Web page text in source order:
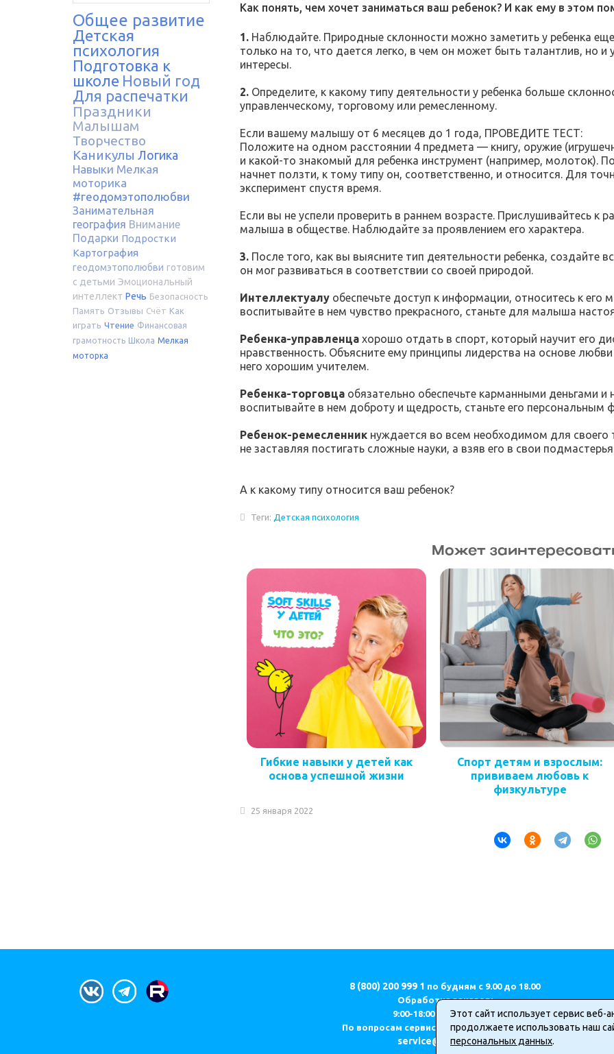
Общее развитие
Детская
психология
Подготовка к
школе Новый год
Для распечатки
Праздники
Малышам
Творчество
Каникулы Логика
Навыки Мелкая
моторика
#геодомэтополюбви
Занимательная
география Внимание
Подарки Подростки
Картография
геодомэтополюбви готовим
с детьми Эмоциональный
интеллект Речь Безопасность
Память Отзывы Счёт Как
играть Чтение Финансовая
грамотность Школа Мелкая
моторка
Как понять, чем хочет заниматься ваш ребенок? И как ему в этом
1. Наблюдайте. Природные склонности можно заметить у ребенка
только на то, что дается легко, в чем он может быть талантлив, но и
интересы. ⠀
2. Определите, к какому типу деятельности у ребенка больше
управленческому, торговому или ремесленному.
Если вашему малышу от 6 месяцев до 1 года, ПРОВЕДИТЕ ТЕСТ: ⠀
Положите на одном расстоянии 4 предмета — книгу, оружие
и какой-то знакомый для ребенка инструмент (например, молоток).
начнет ползти, к тому типу он, соответственно, и относится. Для
эксперимент спустя время.
Если вы не успели проверить в раннем возрасте. Прислушивайтесь к
малыша в обществе. Наблюдайте за проявлением его характера.
3. После того, как вы выясните тип деятельности ребенка, создайте
он мог развиваться в соответствии со своей природой.
Интеллектуалу обеспечьте доступ к информации, относитесь к
воспитывайте в нем чувство прекрасного, станьте для малыша
Ребенка-управленца хорошо отдать в спорт, который научит его
нравственность. Объясните ему принципы лидерства на основе
него хорошим учителем. ⠀
Ребенка-торговца обязательно обеспечьте карманными деньгами и
воспитывайте в нем доброту и щедрость, станьте его
Ребенок-ремесленник нуждается во всем необходимом для своего
не заставляя постигать сложные науки, а взяв его в свои
А к какому типу относится ваш ребенок?
Теги: Детская психология
Может
Гибкие навыки у детей как
основа успешной жизни
Спорт детям и взрослым:
прививаем любовь к
физкультуре
25 января 2022
8 (800) 200 999 1 по будням с 9.00 до 18.00
Обработка заказов:
9:00-18:00 (МСК) ПН-ПТ.
По вопросам сервиса и качества продукции
service@geodom.ru
Этот сайт использует сервис веб-
продолжаете использовать наш
персональных данных.